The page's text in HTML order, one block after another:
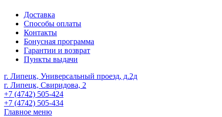
Доставка
Способы оплаты
Контакты
Бонусная программа
Гарантии и возврат
Пункты выдачи
г. Липецк, Универсальный проезд, д.2д
г. Липецк, Свиридова, 2
+7 (4742) 505-424
+7 (4742) 505-434
Главное меню